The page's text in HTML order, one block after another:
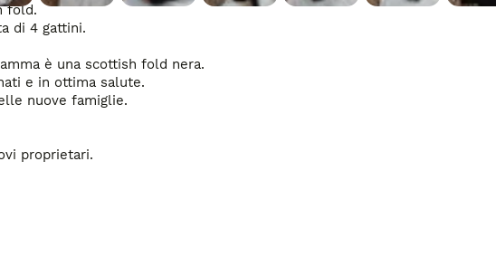
fold.
di 4 gattini.
è una scottish fold nera.
e in ottima salute.
nuove famiglie.